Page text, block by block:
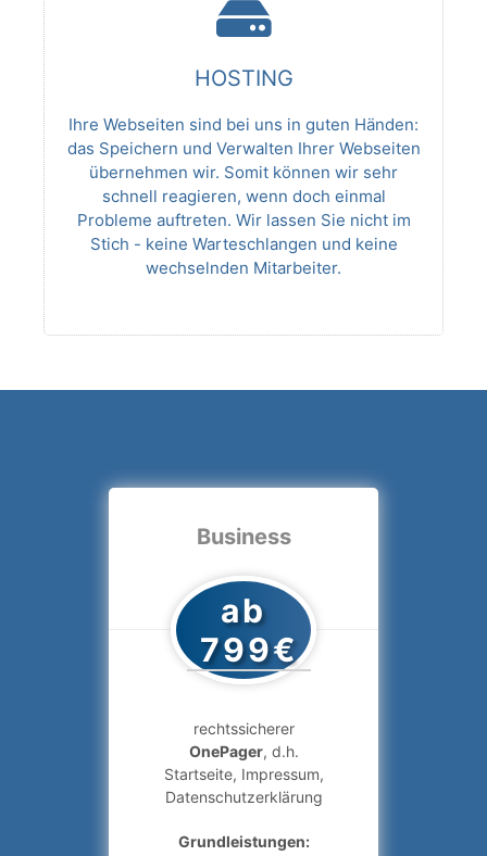
HOSTING
Ihre Webseiten sind bei uns in guten Händen:
das Speichern und Verwalten Ihrer Webseiten
übernehmen wir. Somit können wir sehr
schnell reagieren, wenn doch einmal
Probleme auftreten. Wir lassen Sie nicht im
Stich - keine Warteschlangen und keine
wechselnden Mitarbeiter.
Business
ab
799€
rechtssicherer
OnePager, d.h.
Startseite, Impressum,
Datenschutzerklärung
Grundleistungen: